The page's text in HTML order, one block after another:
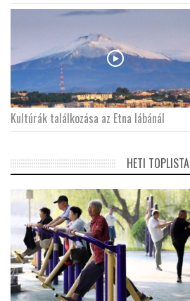
Kultúrák találkozása az Etna lábánál
HETI TOPLISTA